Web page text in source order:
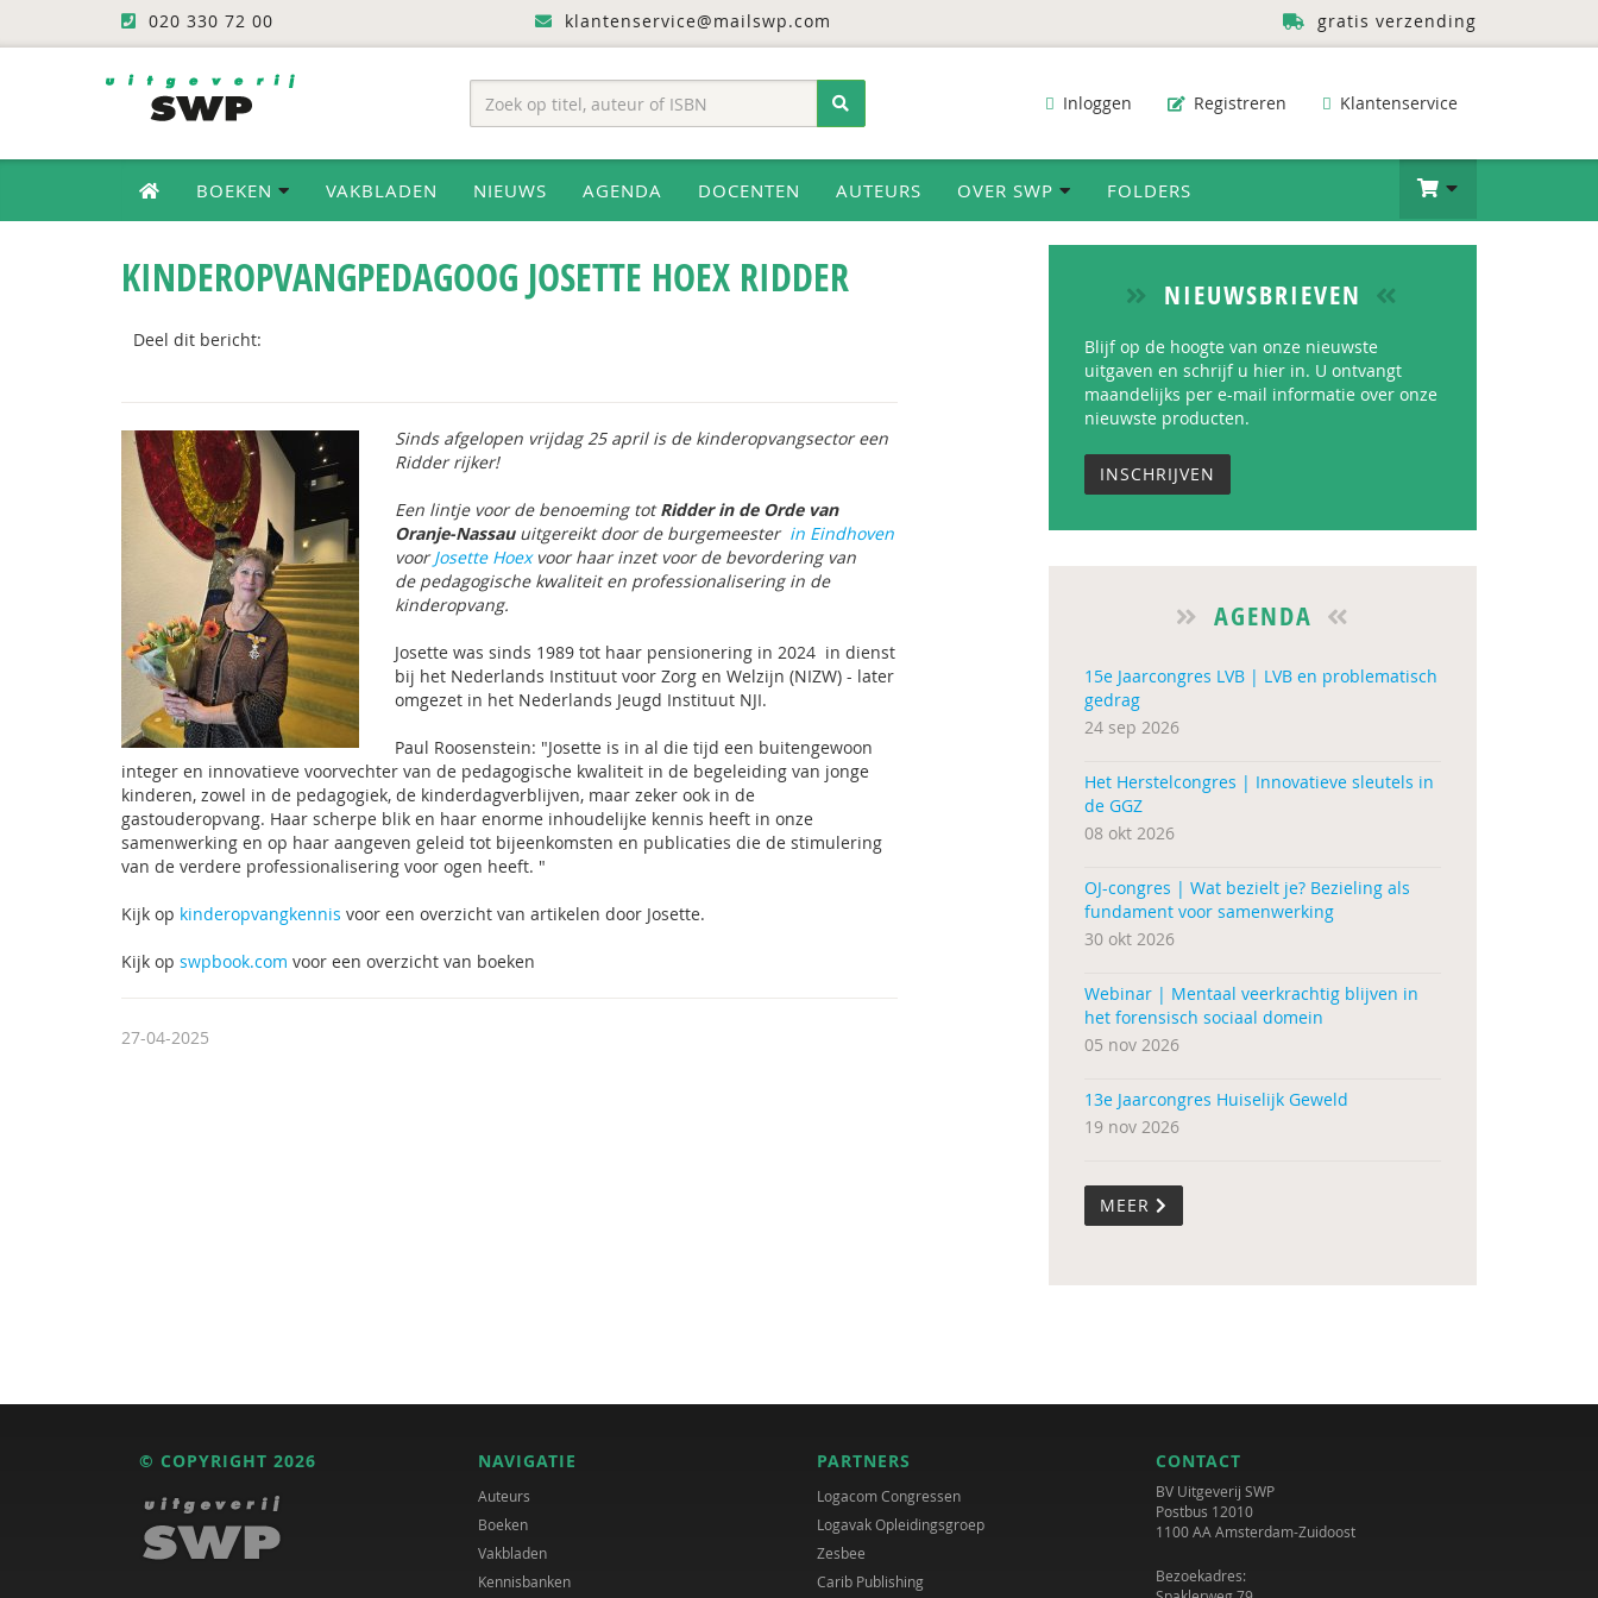
020 330 72 00 klantenservice@mailswp.com gratis verzending
Inloggen Registreren Klantenservice
BOEKEN VAKBLADEN NIEUWS AGENDA DOCENTEN AUTEURS OVER SWP FOLDERS
KINDEROPVANGPEDAGOOG JOSETTE HOEX RIDDER
Deel dit bericht:
Sinds afgelopen vrijdag 25 april is de kinderopvangsector een
Ridder rijker!
Een lintje voor de benoeming totRidder in de Orde van
Oranje-Nassau uitgereikt door de burgemeester in Eindhoven
voorJosette Hoexvoor haar inzet voor de bevordering van
de pedagogische kwaliteit en professionalisering in de
kinderopvang.
Josette was sinds 1989 tot haar pensionering in 2024 in dienst
bij het Nederlands Instituut voor Zorg en Welzijn (NIZW) - later
omgezet in het Nederlands Jeugd Instituut NJI.
Paul Roosenstein: "Josette is in al die tijd een buitengewoon
integer en innovatieve voorvechter van de pedagogische kwaliteit in de begeleiding van jonge
kinderen, zowel in de pedagogiek, de kinderdagverblijven, maar zeker ook in de
gastouderopvang. Haar scherpe blik en haar enorme inhoudelijke kennis heeft in onze
samenwerking en op haar aangeven geleid tot bijeenkomsten en publicaties die de stimulering
van de verdere professionalisering voor ogen heeft. "
Kijk op kinderopvangkennis voor een overzicht van artikelen door Josette.
Kijk op swpbook.com voor een overzicht van boeken
27-04-2025
NIEUWSBRIEVEN
Blijf op de hoogte van onze nieuwste
uitgaven en schrijf u hier in. U ontvangt
maandelijks per e-mail informatie over onze
nieuwste producten.
INSCHRIJVEN
AGENDA
15e Jaarcongres LVB | LVB en problematisch
gedrag
24 sep 2026
Het Herstelcongres | Innovatieve sleutels in
de GGZ
08 okt 2026
OJ-congres | Wat bezielt je? Bezieling als
fundament voor samenwerking
30 okt 2026
Webinar | Mentaal veerkrachtig blijven in
het forensisch sociaal domein
05 nov 2026
13e Jaarcongres Huiselijk Geweld
19 nov 2026
MEER
© COPYRIGHT 2026 NAVIGATIE
Auteurs
Boeken
Vakbladen
Kennisbanken
PARTNERS
Logacom Congressen
Logavak Opleidingsgroep
Zesbee
Carib Publishing
CONTACT
BV Uitgeverij SWP
Postbus 12010
1100 AA Amsterdam-Zuidoost
Bezoekadres: